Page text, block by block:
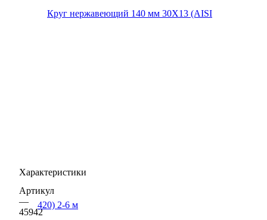
Характеристики
Артикул
—
45942